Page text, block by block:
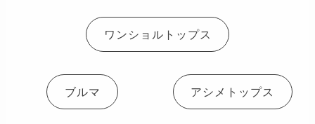
ワンショルトップス
ブルマ アシメトップス